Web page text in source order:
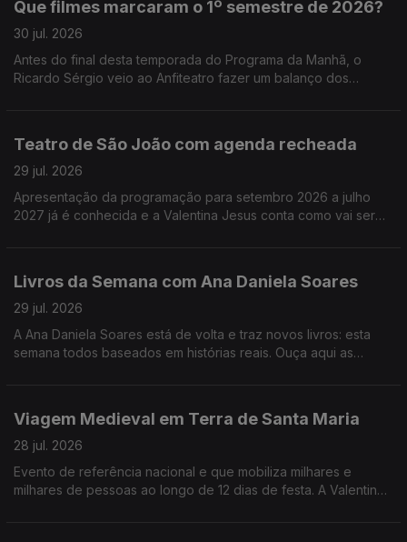
Que filmes marcaram o 1º semestre de 2026?
30 jul. 2026
Antes do final desta temporada do Programa da Manhã, o
Ricardo Sérgio veio ao Anfiteatro fazer um balanço dos
Teatro de São João com agenda recheada
29 jul. 2026
Apresentação da programação para setembro 2026 a julho
2027 já é conhecida e a Valentina Jesus conta como vai ser
Livros da Semana com Ana Daniela Soares
29 jul. 2026
A Ana Daniela Soares está de volta e traz novos livros: esta
semana todos baseados em histórias reais. Ouça aqui as
Viagem Medieval em Terra de Santa Maria
28 jul. 2026
Evento de referência nacional e que mobiliza milhares e
milhares de pessoas ao longo de 12 dias de festa. A Valentina